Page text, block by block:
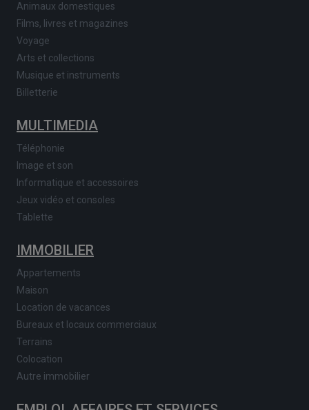
Animaux domestiques
Films, livres et magazines
Voyage
Arts et collections
Musique et instruments
Billetterie
MULTIMEDIA
Téléphonie
Image et son
Informatique et accessoires
Jeux vidéo et consoles
Tablette
IMMOBILIER
Appartements
Maison
Location de vacances
Bureaux et locaux commerciaux
Terrains
Colocation
Autre immobilier